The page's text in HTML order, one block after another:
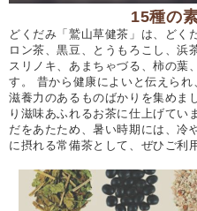
15種の
どくだみ「鷲山草健茶」は、どく
ロン茶、黒豆、とうもろこし、浜
スリノキ、あまちゃづる、柿の葉
す。 昔から健康によいと伝えられ
滋養力のあるものばかりを集めま
り滋味あふれるお茶に仕上げてい
だをあたため、暑い時期には、冷
に摂れる常備茶として、ぜひご利